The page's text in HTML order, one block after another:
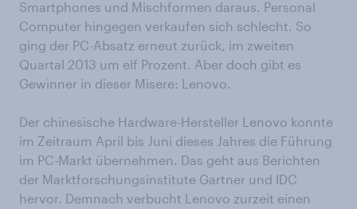
Smartphones und Mischformen daraus. Personal
Computer hingegen verkaufen sich schlecht. So
ging der PC-Absatz erneut zurück, im zweiten
Quartal 2013 um elf Prozent. Aber doch gibt es
Gewinner in dieser Misere: Lenovo.
Der chinesische Hardware-Hersteller Lenovo konnte
im Zeitraum April bis Juni dieses Jahres die Führung
im PC-Markt übernehmen. Das geht aus Berichten
der Marktforschungsinstitute Gartner und IDC
hervor. Demnach verbucht Lenovo zurzeit einen